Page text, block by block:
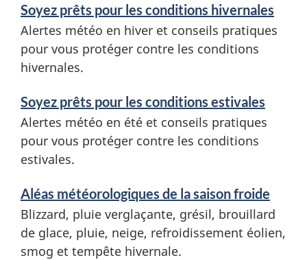
n
e
a
n
e
r
v
i
c
e
s
a
n
d
Soyez prêts pour les conditions hivernales
Alertes météo en hiver et conseils pratiques
pour vous protéger contre les conditions
hivernales.
Soyez prêts pour les conditions estivales
Alertes météo en été et conseils pratiques
pour vous protéger contre les conditions
estivales.
Aléas météorologiques de la saison froide
Blizzard, pluie verglaçante, grésil, brouillard
de glace, pluie, neige, refroidissement éolien,
smog et tempête hivernale.